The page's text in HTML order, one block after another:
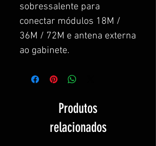
sobressalente para
conectar módulos 18M /
36M / 72M e antena externa
ao gabinete.
Produtos
relacionados